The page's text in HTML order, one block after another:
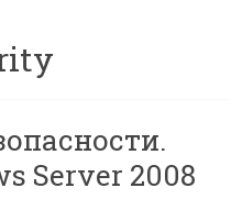
Server 2008